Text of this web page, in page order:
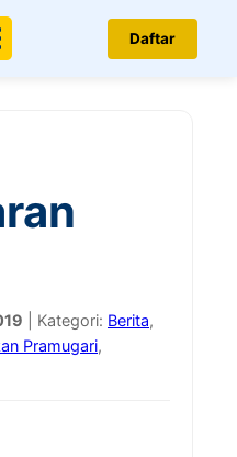
Daftar
| Kategori: Berita,
Pramugari,